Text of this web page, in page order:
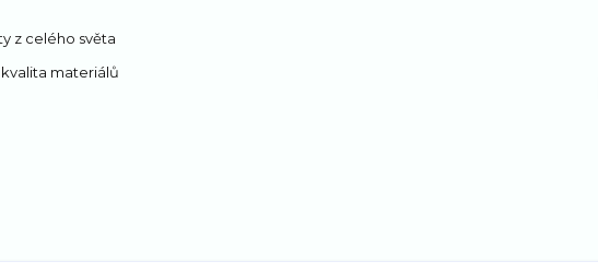
z celého světa
kvalita materiálů